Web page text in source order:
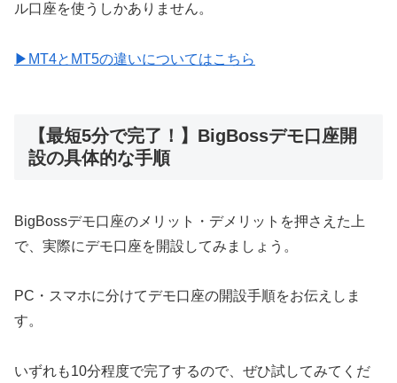
ル口座を使うしかありません。
▶MT4とMT5の違いについてはこちら
【最短5分で完了！】BigBossデモ口座開
設の具体的な手順
BigBossデモ口座のメリット・デメリットを押さえた上
で、実際にデモ口座を開設してみましょう。
PC・スマホに分けてデモ口座の開設手順をお伝えしま
す。
いずれも10分程度で完了するので、ぜひ試してみてくだ